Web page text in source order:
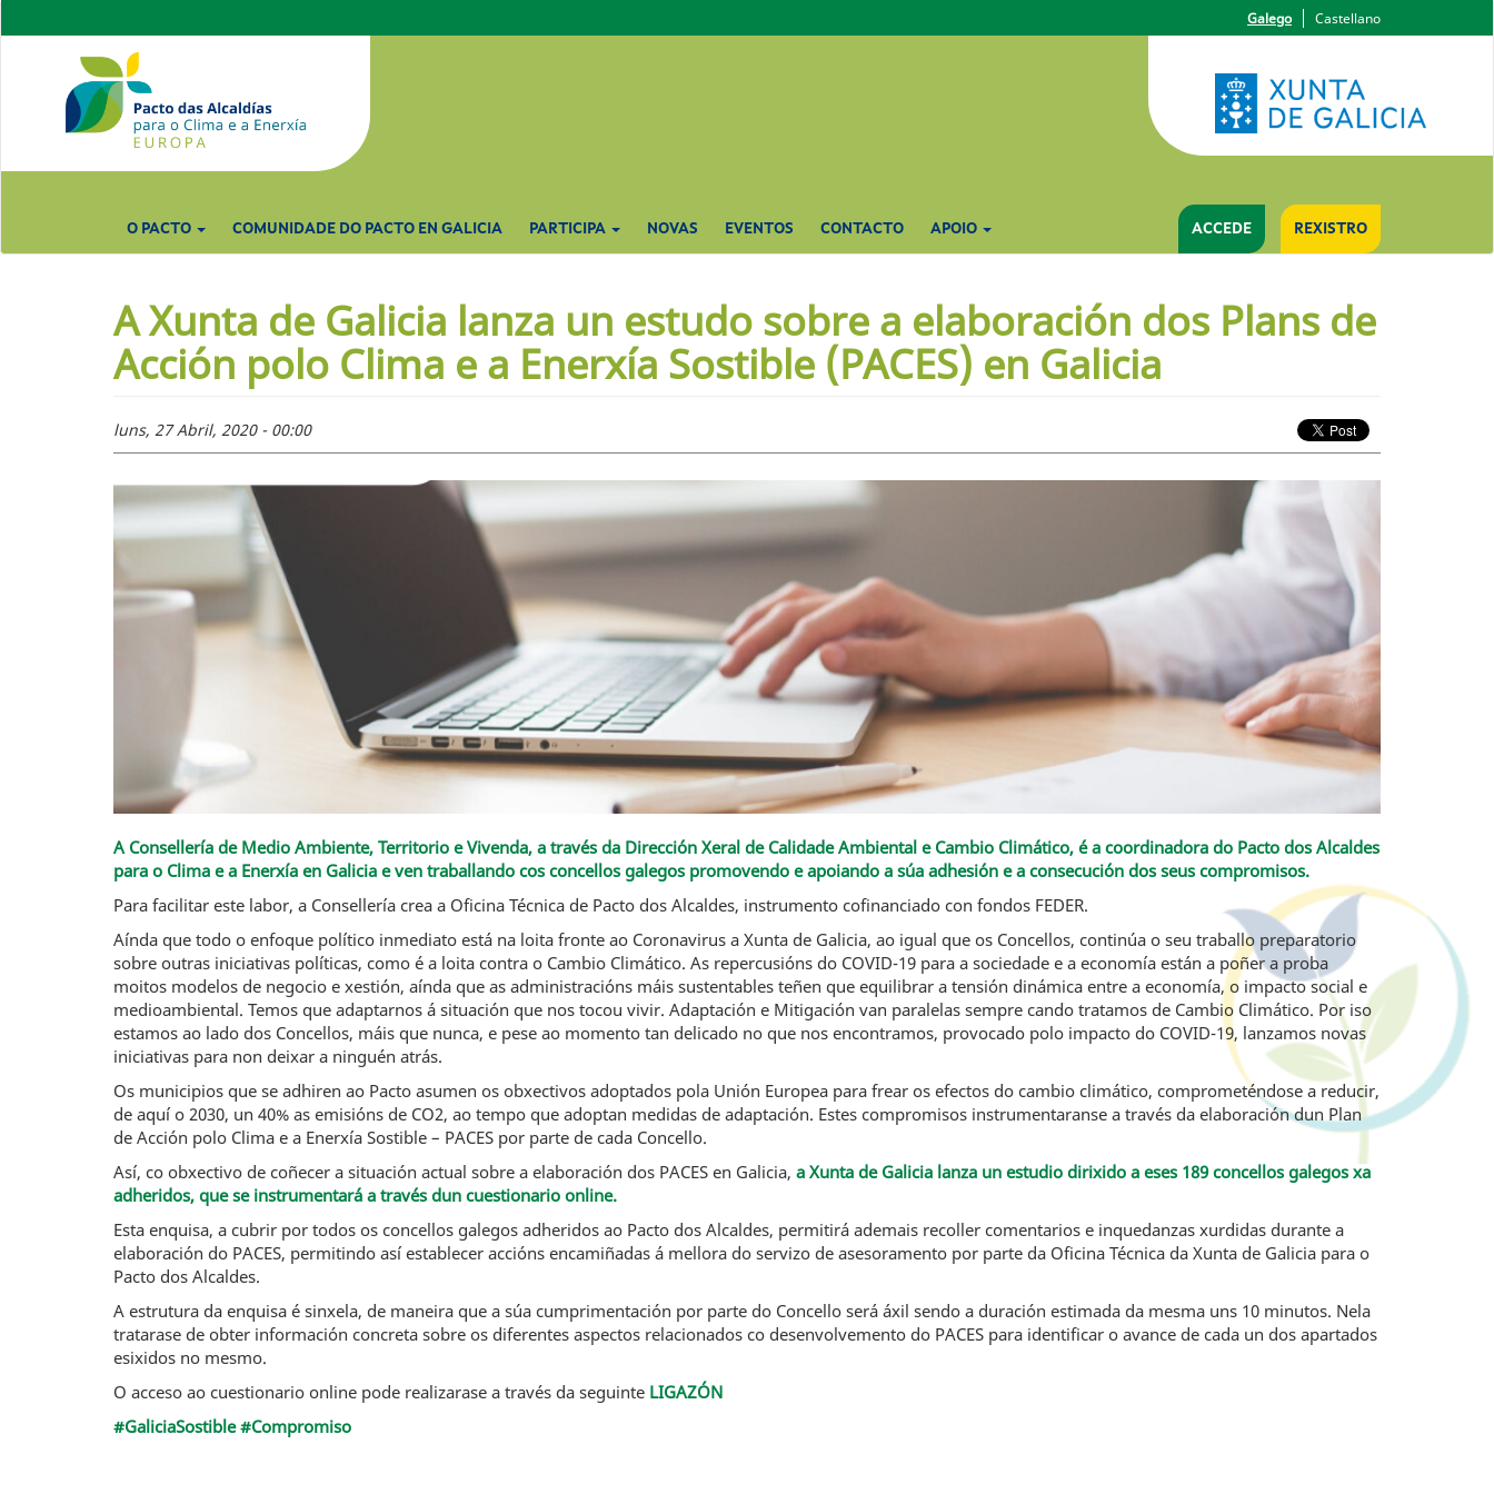
o
Galego Castellano
O PACTO COMUNIDADE DO PACTO EN GALICIA PARTICIPA NOVAS EVENTOS CONTACTO APOIO ACCEDE REXISTRO
A Xunta de Galicia lanza un estudo sobre a elaboración dos Plans de
Acción polo Clima e a Enerxía Sostible (PACES) en Galicia
luns, 27 Abril, 2020 - 00:00
A Consellería de Medio Ambiente, Territorio e Vivenda, a través da Dirección Xeral de Calidade Ambiental e Cambio Climático, é a coordinadora do Pacto dos Alcaldes
para o Clima e a Enerxía en Galicia e ven traballando cos concellos galegos promovendo e apoiando a súa adhesión e a consecución dos seus compromisos.
Para facilitar este labor, a Consellería crea a Oficina Técnica de Pacto dos Alcaldes, instrumento cofinanciado con fondos FEDER.
Aínda que todo o enfoque político inmediato está na loita fronte ao Coronavirus a Xunta de Galicia, ao igual que os Concellos, continúa o seu traballo preparatorio
sobre outras iniciativas políticas, como é a loita contra o Cambio Climático. As repercusións do COVID-19 para a sociedade e a economía están a poñer a proba
moitos modelos de negocio e xestión, aínda que as administracións máis sustentables teñen que equilibrar a tensión dinámica entre a economía, o impacto social e
medioambiental. Temos que adaptarnos á situación que nos tocou vivir. Adaptación e Mitigación van paralelas sempre cando tratamos de Cambio Climático. Por iso
estamos ao lado dos Concellos, máis que nunca, e pese ao momento tan delicado no que nos encontramos, provocado polo impacto do COVID-19, lanzamos novas
iniciativas para non deixar a ninguén atrás.
Os municipios que se adhiren ao Pacto asumen os obxectivos adoptados pola Unión Europea para frear os efectos do cambio climático, comprometéndose a reducir,
de aquí o 2030, un 40% as emisións de CO2, ao tempo que adoptan medidas de adaptación. Estes compromisos instrumentaranse a través da elaboración dun Plan
de Acción polo Clima e a Enerxía Sostible – PACES por parte de cada Concello.
Así, co obxectivo de coñecer a situación actual sobre a elaboración dos PACES en Galicia, a Xunta de Galicia lanza un estudio dirixido a eses 189 concellos galegos xa
adheridos, que se instrumentará a través dun cuestionario online.
Esta enquisa, a cubrir por todos os concellos galegos adheridos ao Pacto dos Alcaldes, permitirá ademais recoller comentarios e inquedanzas xurdidas durante a
elaboración do PACES, permitindo así establecer accións encamiñadas á mellora do servizo de asesoramento por parte da Oficina Técnica da Xunta de Galicia para o
Pacto dos Alcaldes.
A estrutura da enquisa é sinxela, de maneira que a súa cumprimentación por parte do Concello será áxil sendo a duración estimada da mesma uns 10 minutos. Nela
tratarase de obter información concreta sobre os diferentes aspectos relacionados co desenvolvemento do PACES para identificar o avance de cada un dos apartados
esixidos no mesmo.
O acceso ao cuestionario online pode realizarase a través da seguinte LIGAZÓN
#GaliciaSostible #Compromiso